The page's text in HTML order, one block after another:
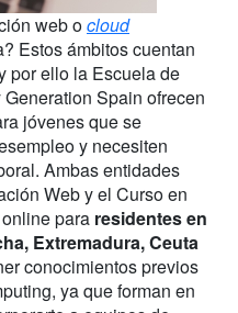
web ocloud
Estos ámbitos cuentan
por ello la Escuela de
Spain ofrecen
jóvenes que se
y necesiten
Ambas entidades
Web y el Curso en
para residentes en
Extremadura, Ceuta
conocimientos previos
ya que forman en